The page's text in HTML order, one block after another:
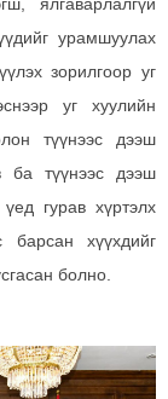
урамшуулах
зорилгоор уг
уг хуулийн
түүнээс дээш
ба түүнээс дээш
гурав хүртэлх
хүүхдийг
болно.